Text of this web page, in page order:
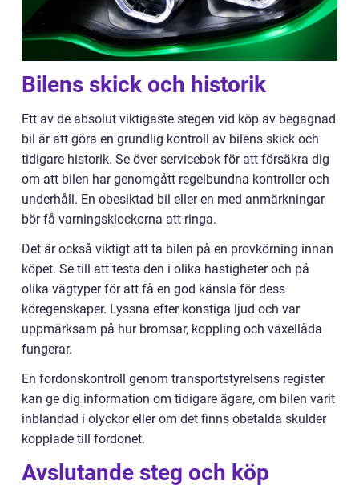
Bilens skick och historik
Ett av de absolut viktigaste stegen vid köp av begagnad
bil är att göra en grundlig kontroll av bilens skick och
tidigare historik. Se över servicebok för att försäkra dig
om att bilen har genomgått regelbundna kontroller och
underhåll. En obesiktad bil eller en med anmärkningar
bör få varningsklockorna att ringa.
Det är också viktigt att ta bilen på en provkörning innan
köpet. Se till att testa den i olika hastigheter och på
olika vägtyper för att få en god känsla för dess
köregenskaper. Lyssna efter konstiga ljud och var
uppmärksam på hur bromsar, koppling och växellåda
fungerar.
En fordonskontroll genom transportstyrelsens register
kan ge dig information om tidigare ägare, om bilen varit
inblandad i olyckor eller om det finns obetalda skulder
kopplade till fordonet.
Avslutande steg och köp